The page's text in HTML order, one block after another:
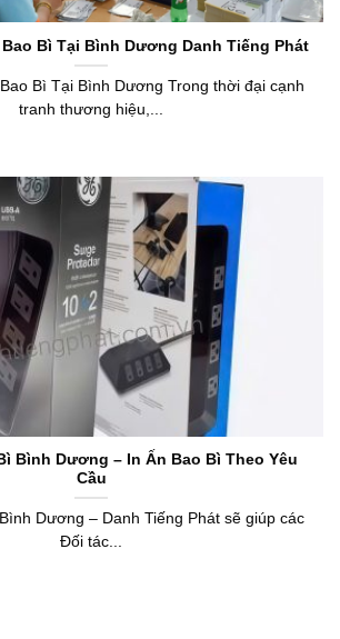
Bì Tại Bình Dương Danh Tiếng Phát
Bì Tại Bình Dương Trong thời đại cạnh
tranh thương hiệu,...
Bình Dương – In Ấn Bao Bì Theo Yêu
Cầu
Dương – Danh Tiếng Phát sẽ giúp các
Đối tác...